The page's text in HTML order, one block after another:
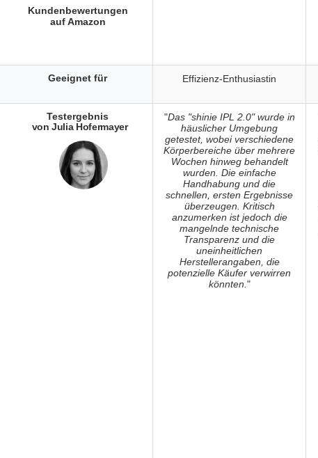
Effizienz-Enthusiastin
"Das "shinie IPL 2.0" wurde in
häuslicher Umgebung
getestet, wobei verschiedene
Körperbereiche über mehrere
Wochen hinweg behandelt
wurden. Die einfache
Handhabung und die
schnellen, ersten Ergebnisse
überzeugen. Kritisch
anzumerken ist jedoch die
mangelnde technische
Transparenz und die
uneinheitlichen
Herstellerangaben, die
potenzielle Käufer verwirren
könnten."
Kundenbewertungen
auf Amazon
Geeignet für
Testergebnis
von Julia Hofermayer